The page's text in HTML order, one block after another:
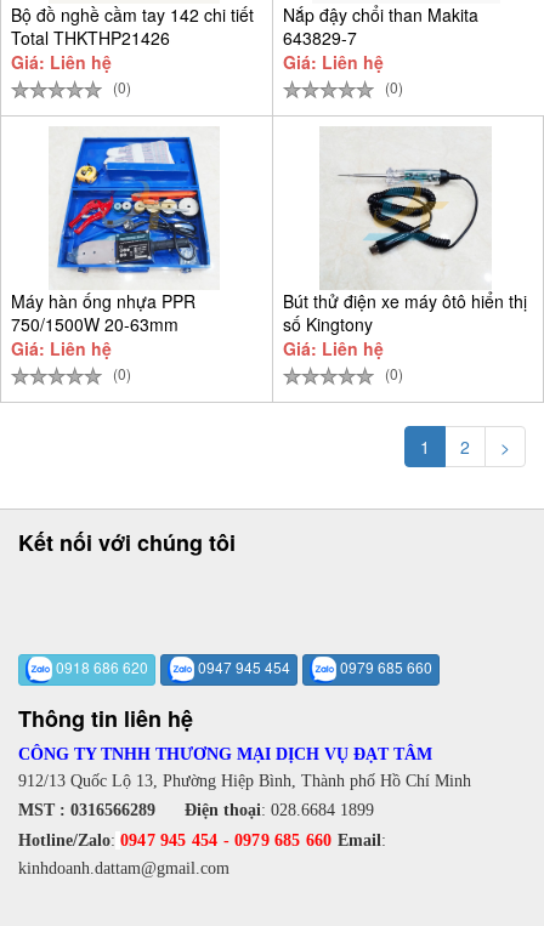
Bộ đồ nghề cầm tay 142 chi tiết
Total THKTHP21426
Giá: Liên hệ
(0)
Nắp đậy chổi than Makita
643829-7
Giá: Liên hệ
(0)
Máy hàn ống nhựa PPR
750/1500W 20-63mm
Giá: Liên hệ
(0)
Bút thử điện xe máy ôtô hiển thị
số Kingtony
Giá: Liên hệ
(0)
1 2 >
Kết nối với chúng tôi
0918 686 620 0947 945 454 0979 685 660
Thông tin liên hệ
CÔNG TY TNHH THƯƠNG MẠI DỊCH VỤ ĐẠT TÂM
912/13 Quốc Lộ 13, Phường Hiệp Bình, Thành phố Hồ Chí Minh
MST : 0316566289 Điện thoại: 028.6684 1899
Hotline/Zalo: 0947 945 454 -0979 685 660 Email:
kinhdoanh.dattam@gmail.com